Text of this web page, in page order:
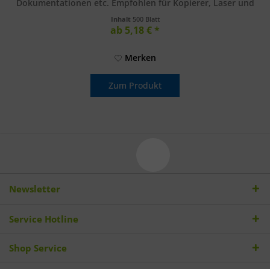
Dokumentationen etc. Empfohlen für Kopierer, Laser und
Inhalt 500 Blatt
ab 5,18 € *
Merken
Zum Produkt
Newsletter
Service Hotline
Shop Service